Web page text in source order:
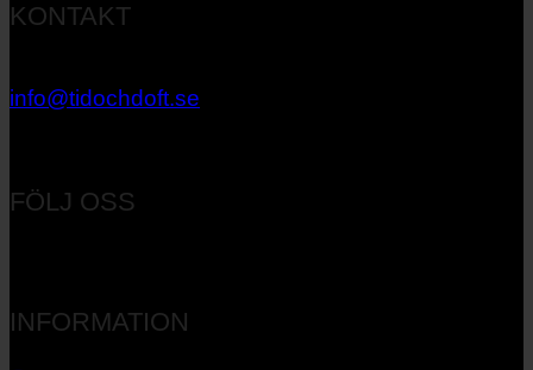
KONTAKT
info@tidochdoft.se
FÖLJ OSS
INFORMATION